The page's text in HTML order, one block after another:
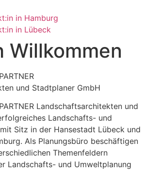
in Hamburg
in Lübeck
Willkommen
und Stadtplaner GmbH
Landschaftsarchitekten und
Landschafts- und
Sitz in der Hansestadt Lübeck und
Als Planungsbüro beschäftigen
Themenfeldern
Landschafts- und Umweltplanung